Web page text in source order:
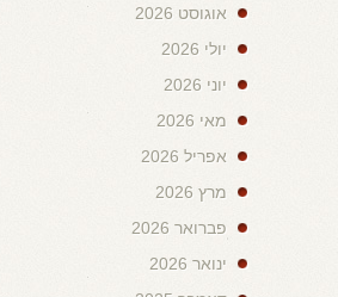
אוגוסט 2026
יולי 2026
יוני 2026
מאי 2026
אפריל 2026
מרץ 2026
פברואר 2026
ינואר 2026